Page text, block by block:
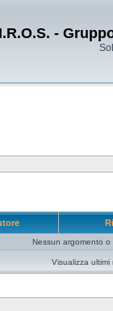
-
Nessun argomento o
Visualizza ultimi